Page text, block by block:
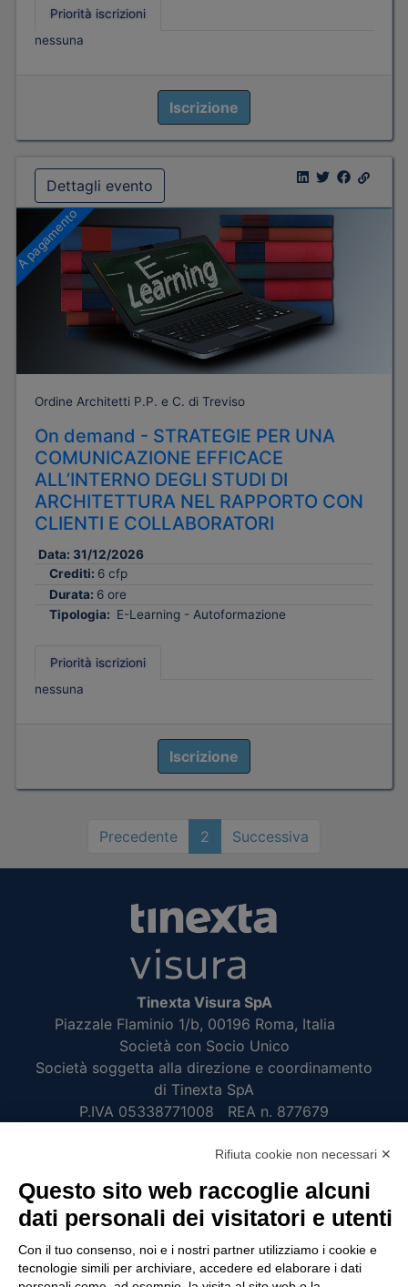
Priorità iscrizioni
nessuna
Iscrizione
Dettagli evento
A pagamento
Ordine Architetti P.P. e C. di Treviso
On demand - STRATEGIE PER UNA
COMUNICAZIONE EFFICACE
ALL’INTERNO DEGLI STUDI DI
ARCHITETTURA NEL RAPPORTO CON
CLIENTI E COLLABORATORI
Data: 31/12/2026
Crediti: 6 cfp
Durata: 6 ore
Tipologia: E-Learning - Autoformazione
Priorità iscrizioni
nessuna
Iscrizione
Precedente 2 Successiva
Tinexta Visura SpA
Piazzale Flaminio 1/b, 00196 Roma, Italia
Società con Socio Unico
Società soggetta alla direzione e coordinamento
di Tinexta SpA
P.IVA 05338771008 REA n. 877679
Recupero Password
POLICIES AND TERMS
Rifiuta cookie non necessari ✕
Questo sito web raccoglie alcuni
dati personali dei visitatori e utenti
Con il tuo consenso, noi e i nostri partner utilizziamo i cookie e
tecnologie simili per archiviare, accedere ed elaborare i dati